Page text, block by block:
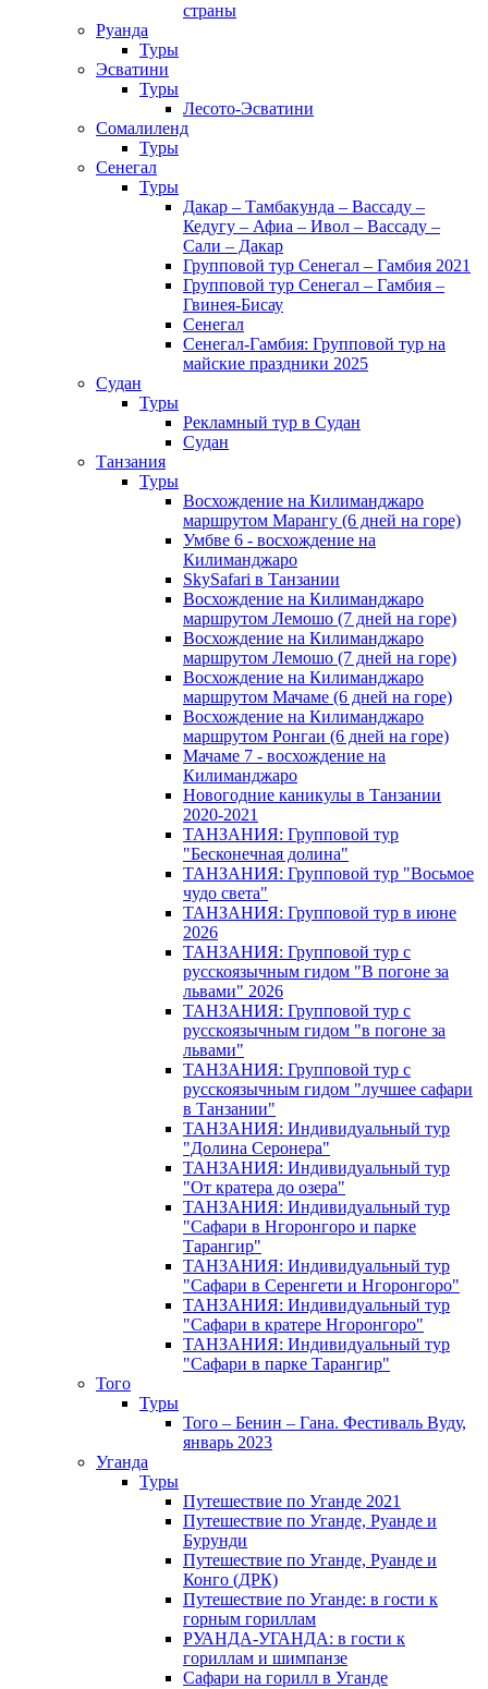
страны
Руанда
Туры
Эсватини
Туры
Лесото-Эсватини
Сомалиленд
Туры
Сенегал
Туры
Дакар – Тамбакунда – Вассаду –
Кедугу – Афиа – Ивол – Вассаду –
Сали – Дакар
Групповой тур Сенегал – Гамбия 2021
Групповой тур Сенегал – Гамбия –
Гвинея-Бисау
Сенегал
Сенегал-Гамбия: Групповой тур на
майские праздники 2025
Судан
Туры
Рекламный тур в Cудан
Cудан
Танзания
Туры
Восхождение на Килиманджаро
маршрутом Марангу (6 дней на горе)
Умбве 6 - восхождение на
Килиманджаро
SkySafari в Танзании
Восхождение на Килиманджаро
маршрутом Лемошо (7 дней на горе)
Восхождение на Килиманджаро
маршрутом Лемошо (7 дней на горе)
Восхождение на Килиманджаро
маршрутом Мачаме (6 дней на горе)
Восхождение на Килиманджаро
маршрутом Ронгаи (6 дней на горе)
Мачаме 7 - восхождение на
Килиманджаро
Новогодние каникулы в Танзании
2020-2021
ТАНЗАНИЯ: Групповой тур
"Бесконечная долина"
ТАНЗАНИЯ: Групповой тур "Восьмое
чудо света"
ТАНЗАНИЯ: Групповой тур в июне
2026
ТАНЗАНИЯ: Групповой тур с
русскоязычным гидом "В погоне за
львами" 2026
ТАНЗАНИЯ: Групповой тур с
русскоязычным гидом "в погоне за
львами"
ТАНЗАНИЯ: Групповой тур с
русскоязычным гидом "лучшее сафари
в Танзании"
ТАНЗАНИЯ: Индивидуальный тур
"Долина Серонера"
ТАНЗАНИЯ: Индивидуальный тур
"От кратера до озера"
ТАНЗАНИЯ: Индивидуальный тур
"Сафари в Нгоронгоро и парке
Тарангир"
ТАНЗАНИЯ: Индивидуальный тур
"Сафари в Серенгети и Нгоронгоро"
ТАНЗАНИЯ: Индивидуальный тур
"Сафари в кратере Нгоронгоро"
ТАНЗАНИЯ: Индивидуальный тур
"Сафари в парке Тарангир"
Того
Туры
Того – Бенин – Гана. Фестиваль Вуду,
январь 2023
Уганда
Туры
Путешествие по Уганде 2021
Путешествие по Уганде, Руанде и
Бурунди
Путешествие по Уганде, Руанде и
Конго (ДРК)
Путешествие по Уганде: в гости к
горным гориллам
РУАНДА-УГАНДА: в гости к
гориллам и шимпанзе
Сафари на горилл в Уганде